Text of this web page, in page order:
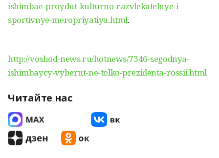
ishimbae-proydut-kulturno-razvlekatelnye-i-
sportivnye-meropriyatiya.html.
http://voshod-news.ru/hotnews/7346-segodnya-
ishimbaycy-vyberut-ne-tolko-prezidenta-rossii.html
Читайте нас